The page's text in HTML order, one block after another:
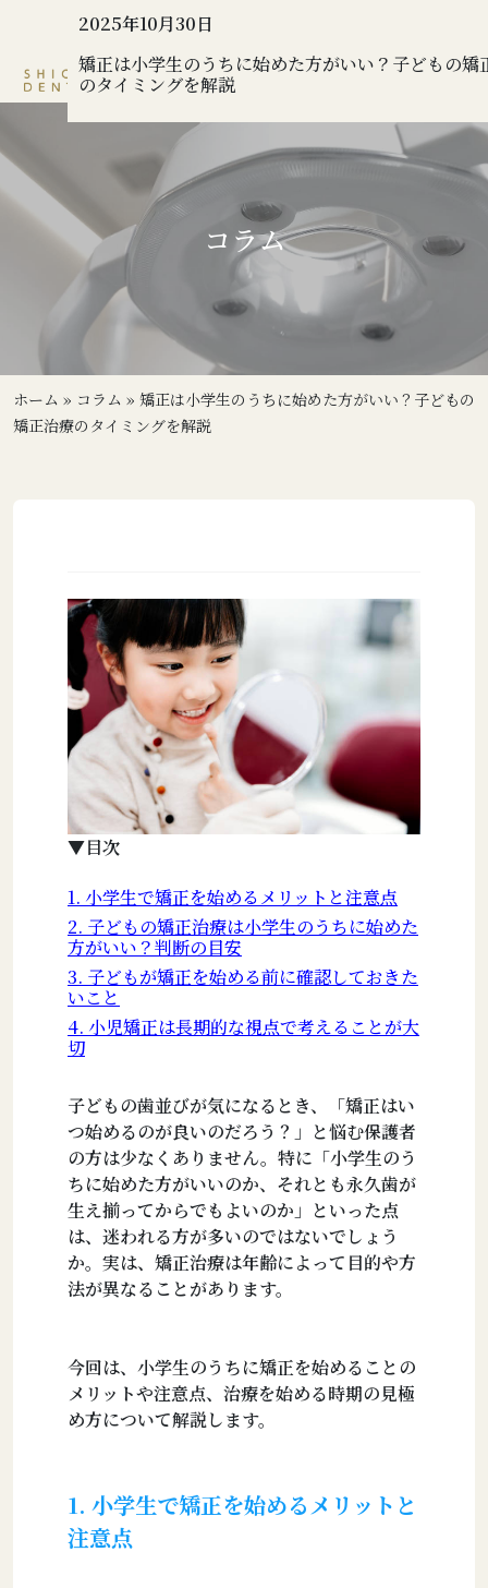
コラム
ホーム » コラム » 矯正は小学生のうちに始めた方がいい？子どもの
矯正治療のタイミングを解説
2025年10月30日
矯正は小学生のうちに始めた方がいい？子どもの矯
のタイミングを解説
▼目次
1. 小学生で矯正を始めるメリットと注意点
2. 子どもの矯正治療は小学生のうちに始めた
方がいい？判断の目安
3. 子どもが矯正を始める前に確認しておきた
いこと
4. 小児矯正は長期的な視点で考えることが大
切
子どもの歯並びが気になるとき、「矯正はい
つ始めるのが良いのだろう？」と悩む保護者
の方は少なくありません。特に「小学生のう
ちに始めた方がいいのか、それとも永久歯が
生え揃ってからでもよいのか」といった点
は、迷われる方が多いのではないでしょう
か。実は、矯正治療は年齢によって目的や方
法が異なることがあります。
今回は、小学生のうちに矯正を始めることの
メリットや注意点、治療を始める時期の見極
め方について解説します。
1. 小学生で矯正を始めるメリットと
注意点